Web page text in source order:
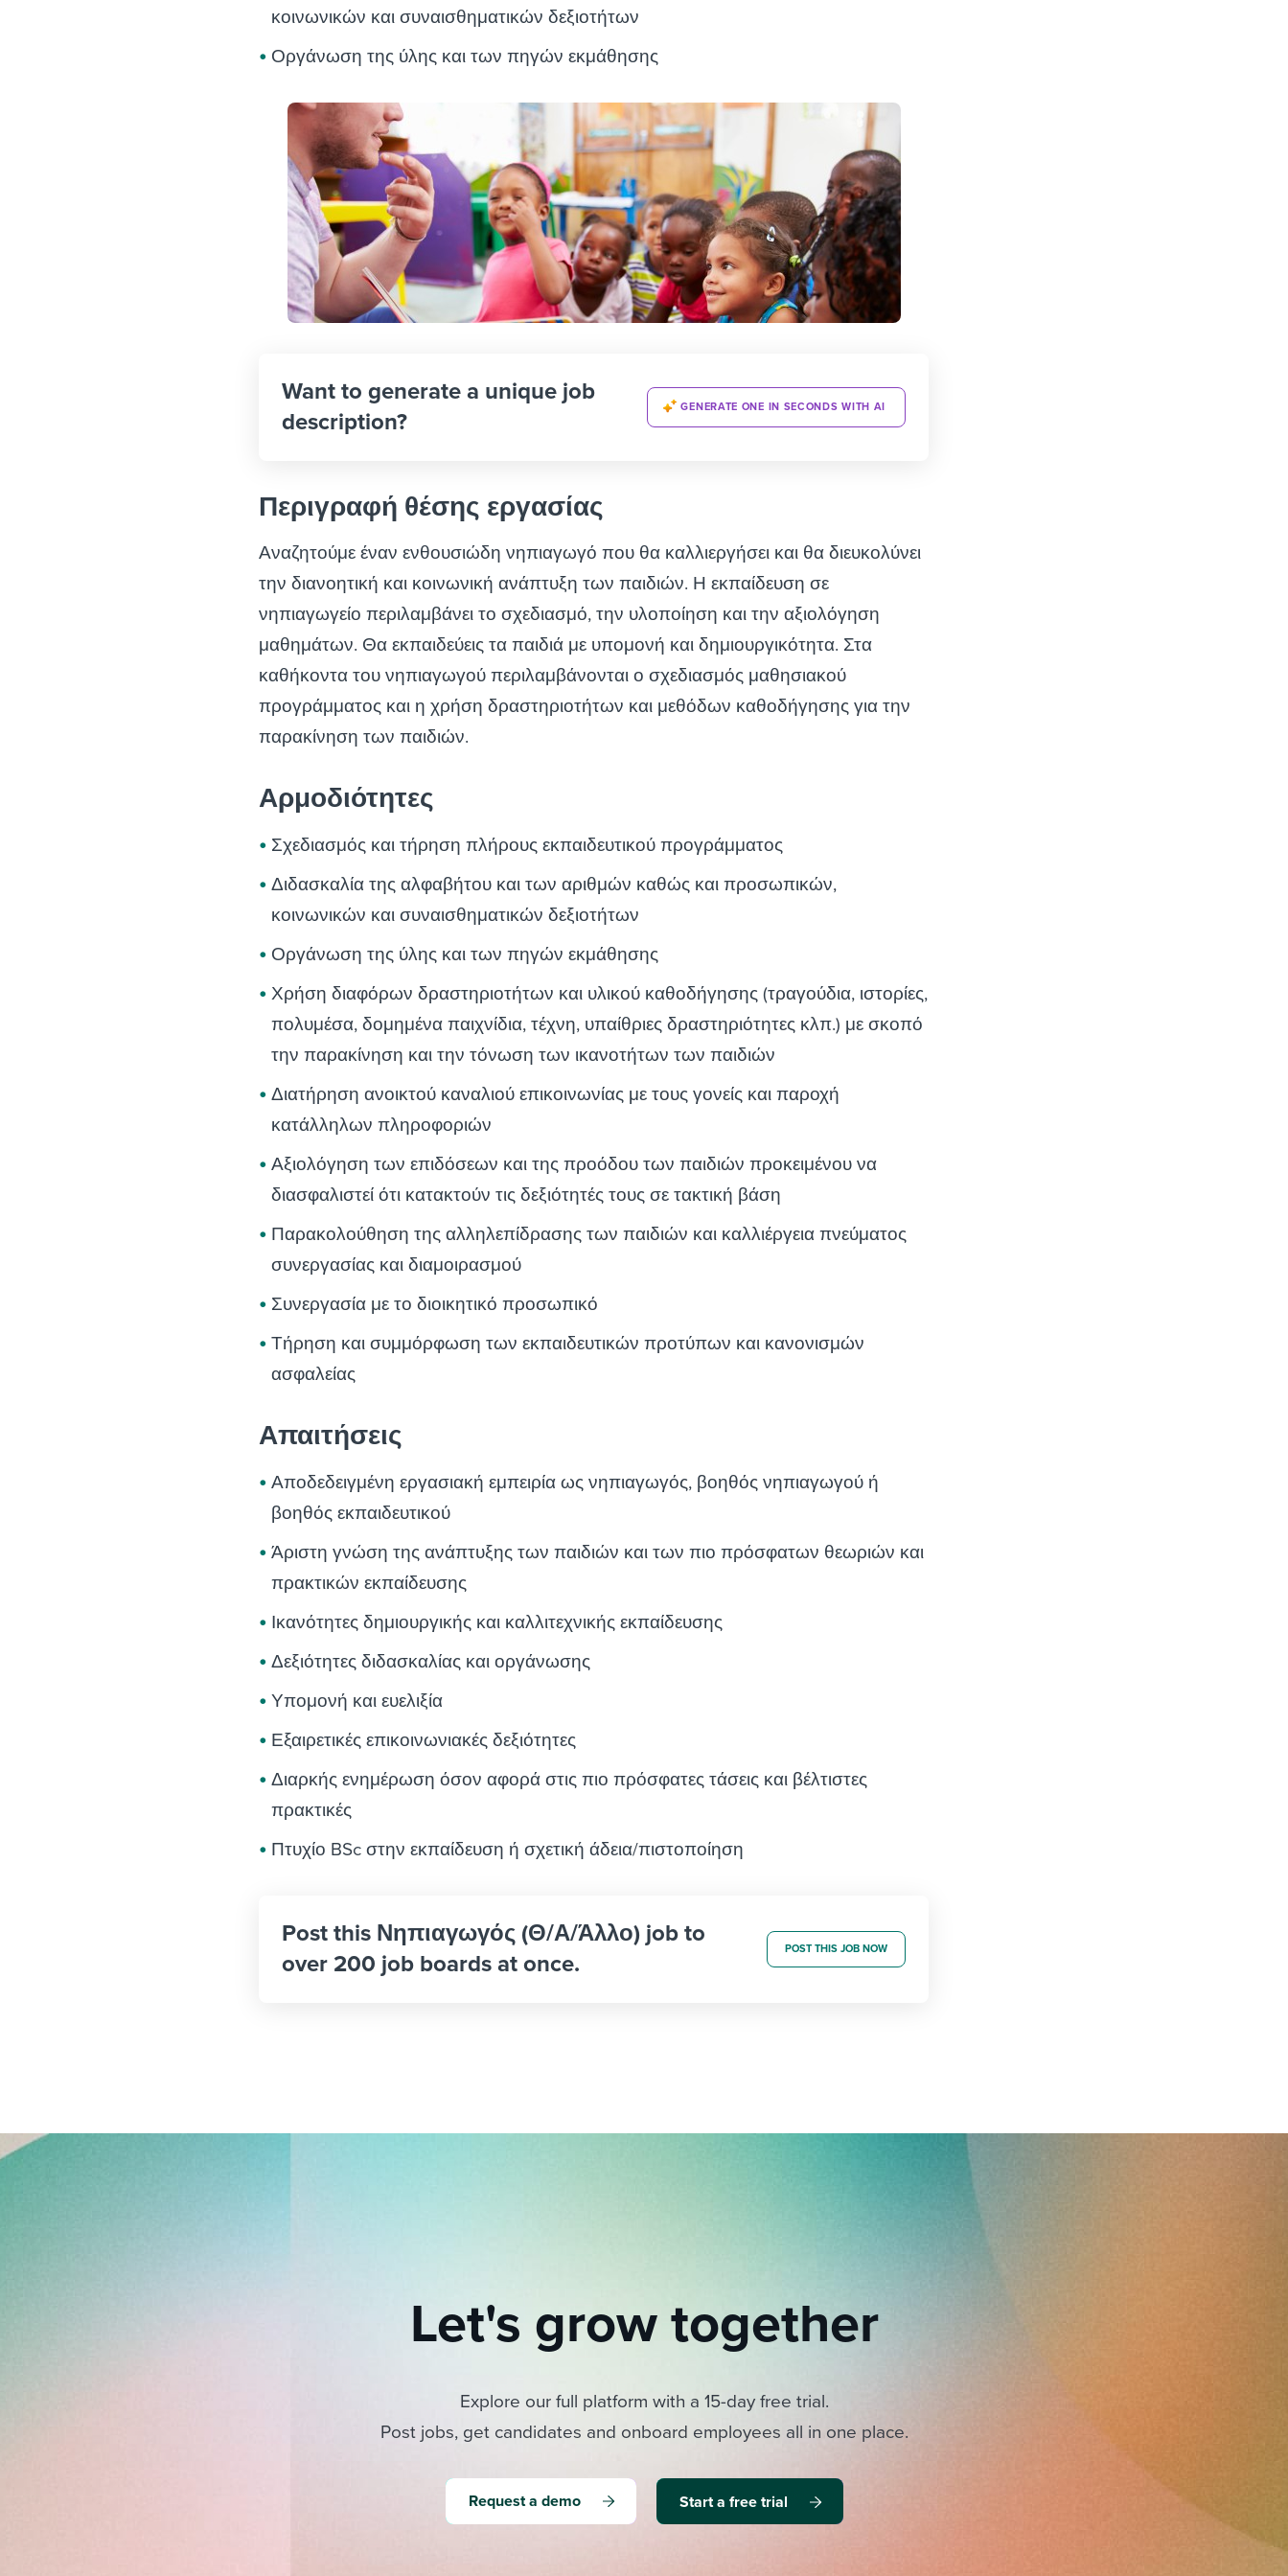
κοινωνικών και συναισθηματικών δεξιοτήτων
Οργάνωση της ύλης και των πηγών εκμάθησης
Want to generate a unique job
description?
GENERATE ONE IN SECONDS WITH AI
Περιγραφή θέσης εργασίας
Αναζητούμε έναν ενθουσιώδη νηπιαγωγό που θα καλλιεργήσει και θα διευκολύνει
την διανοητική και κοινωνική ανάπτυξη των παιδιών. Η εκπαίδευση σε
νηπιαγωγείο περιλαμβάνει το σχεδιασμό, την υλοποίηση και την αξιολόγηση
μαθημάτων. Θα εκπαιδεύεις τα παιδιά με υπομονή και δημιουργικότητα. Στα
καθήκοντα του νηπιαγωγού περιλαμβάνονται ο σχεδιασμός μαθησιακού
προγράμματος και η χρήση δραστηριοτήτων και μεθόδων καθοδήγησης για την
παρακίνηση των παιδιών.
Αρμοδιότητες
Σχεδιασμός και τήρηση πλήρους εκπαιδευτικού προγράμματος
Διδασκαλία της αλφαβήτου και των αριθμών καθώς και προσωπικών,
κοινωνικών και συναισθηματικών δεξιοτήτων
Οργάνωση της ύλης και των πηγών εκμάθησης
Χρήση διαφόρων δραστηριοτήτων και υλικού καθοδήγησης (τραγούδια, ιστορίες,
πολυμέσα, δομημένα παιχνίδια, τέχνη, υπαίθριες δραστηριότητες κλπ.) με σκοπό
την παρακίνηση και την τόνωση των ικανοτήτων των παιδιών
Διατήρηση ανοικτού καναλιού επικοινωνίας με τους γονείς και παροχή
κατάλληλων πληροφοριών
Αξιολόγηση των επιδόσεων και της προόδου των παιδιών προκειμένου να
διασφαλιστεί ότι κατακτούν τις δεξιότητές τους σε τακτική βάση
Παρακολούθηση της αλληλεπίδρασης των παιδιών και καλλιέργεια πνεύματος
συνεργασίας και διαμοιρασμού
Συνεργασία με το διοικητικό προσωπικό
Τήρηση και συμμόρφωση των εκπαιδευτικών προτύπων και κανονισμών
ασφαλείας
Απαιτήσεις
Αποδεδειγμένη εργασιακή εμπειρία ως νηπιαγωγός, βοηθός νηπιαγωγού ή
βοηθός εκπαιδευτικού
Άριστη γνώση της ανάπτυξης των παιδιών και των πιο πρόσφατων θεωριών και
πρακτικών εκπαίδευσης
Ικανότητες δημιουργικής και καλλιτεχνικής εκπαίδευσης
Δεξιότητες διδασκαλίας και οργάνωσης
Υπομονή και ευελιξία
Εξαιρετικές επικοινωνιακές δεξιότητες
Διαρκής ενημέρωση όσον αφορά στις πιο πρόσφατες τάσεις και βέλτιστες
πρακτικές
Πτυχίο BSc στην εκπαίδευση ή σχετική άδεια/πιστοποίηση
Post this Νηπιαγωγός (Θ/Α/Άλλο) job to
over 200 job boards at once.
POST THIS JOB NOW
Let's grow together
Explore our full platform with a 15-day free trial.
Post jobs, get candidates and onboard employees all in one place.
Request a demo Start a free trial